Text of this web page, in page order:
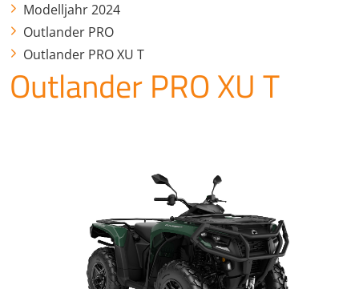
Modelljahr 2024
Outlander PRO
Outlander PRO XU T
Outlander PRO XU T